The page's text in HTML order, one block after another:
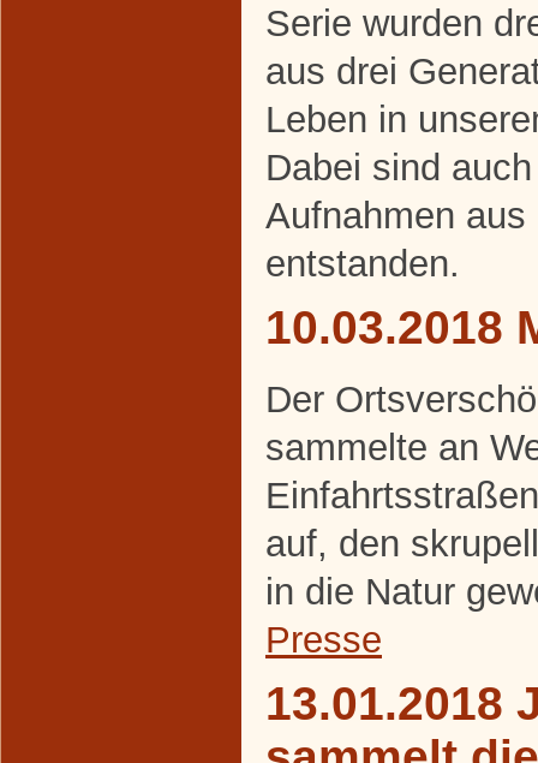
Serie wurden
aus drei
Leben in
Dabei sind
Aufnahmen
entstanden.
10.03.2018
Der
sammelte an
auf, den
in die Natur
Presse
13.01.2018